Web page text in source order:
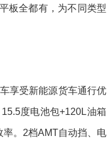
板全都有，为不同类型
享受新能源货车通行优
度电池包+120L油箱
。2档AMT自动挡、电